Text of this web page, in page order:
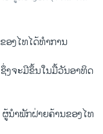
ອງໄທໄດ້ທຳການ
ງຈະມີຂຶ້ນໃນມື້ວັນອາທິດ
ນຳພັກຝ່າຍຄ້ານຂອງໄທ